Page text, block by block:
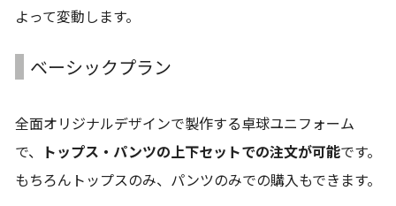
よって変動します。
ベーシックプラン
全面オリジナルデザインで製作する卓球ユニフォーム
で、
トップス・パンツの上下セットでの注文が可能です。
もちろんトップスのみ、パンツのみでの購入もできます。